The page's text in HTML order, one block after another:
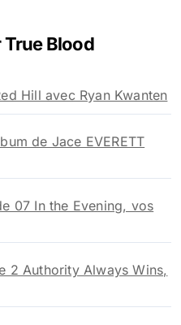
Blood
Hill avec Ryan Kwanten
de Jace EVERETT
07 In the Evening, vos
2 Authority Always Wins,